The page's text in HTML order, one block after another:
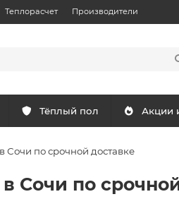
Теплорасчет Производители
Тёплый пол Акции
по срочной доставке
Сочи по